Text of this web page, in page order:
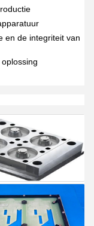
en de integriteit van